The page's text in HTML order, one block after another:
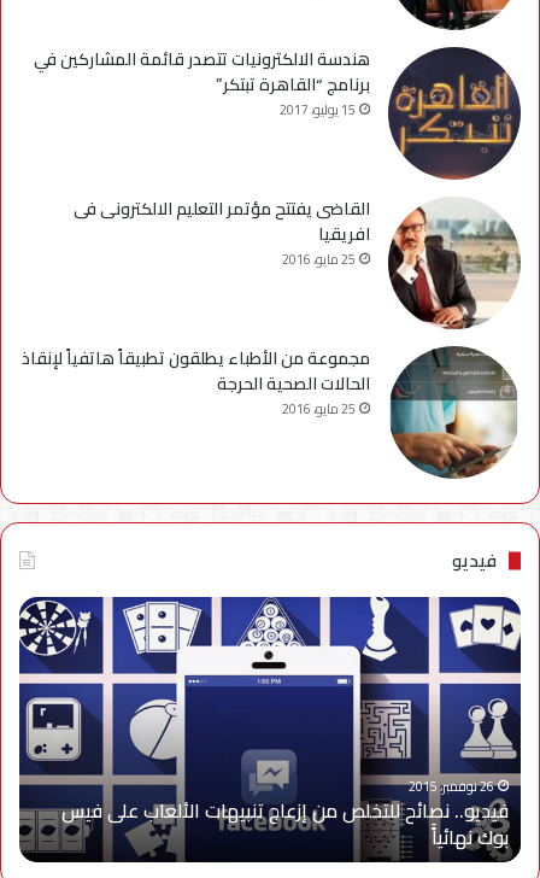
هندسة الالكترونيات تتصدر قائمة المشاركين في
برنامج “القاهرة تبتكر”
15 يوليو، 2017
القاضى يفتتح مؤتمر التعليم الالكترونى فى
افريقيا
25 مايو، 2016
مجموعة من الأطباء يطلقون تطبيقاً هاتفياً لإنقاذ
الحالات الصحية الحرجة
25 مايو، 2016
فيديو
فيديو..
نصائح
للتخلص
من
إزعاج
تنبيهات
الألعاب
على
فيس
بوك
نهائياًَ
26 نوفمبر، 2015
فيديو.. نصائح للتخلص من إزعاج تنبيهات الألعاب على فيس
بوك نهائياًَ